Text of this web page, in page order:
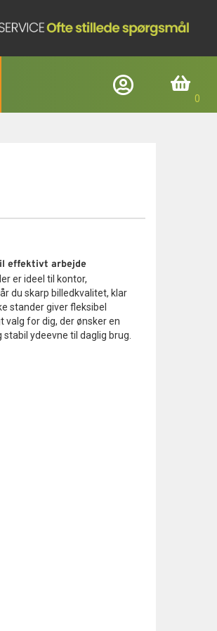
Log ind
adgangskode
login?
Indkøbskurv
effektivt arbejde
er ideel til kontor,
du skarp billedkvalitet, klar
stander giver fleksibel
for dig, der ønsker en
ydeevne til daglig brug.